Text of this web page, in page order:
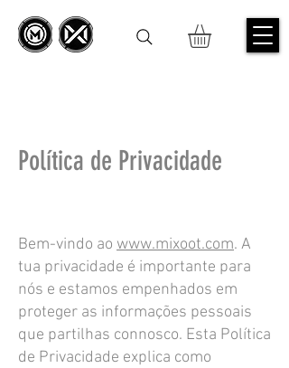
Política de Privacidade
Bem-vindo ao www.mixoot.com. A
tua privacidade é importante para
nós e estamos empenhados em
proteger as informações pessoais
que partilhas connosco. Esta Política
de Privacidade explica como